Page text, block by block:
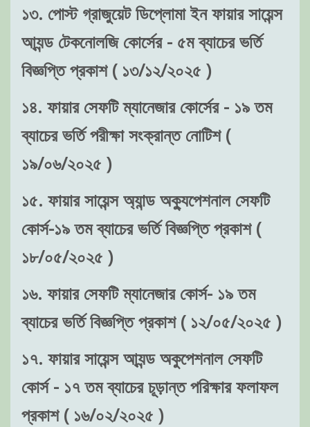
১৩. পোস্ট গ্রাজুয়েট ডিপ্লোমা ইন ফায়ার সায়েন্স
আ্যন্ড টেকনোলজি কোর্সের - ৫ম ব্যাচের ভর্তি
বিজ্ঞপ্তি প্রকাশ ( ১৩/১২/২০২৫ )
১৪. ফায়ার সেফটি ম্যানেজার কোর্সের - ১৯ তম
ব্যাচের ভর্তি পরীক্ষা সংক্রান্ত নোটিশ (
১৯/০৬/২০২৫ )
১৫. ফায়ার সায়েন্স অ্যান্ড অক্যুপেশনাল সেফটি
কোর্স-১৯ তম ব্যাচের ভর্তি বিজ্ঞপ্তি প্রকাশ (
১৮/০৫/২০২৫ )
১৬. ফায়ার সেফটি ম্যানেজার কোর্স- ১৯ তম
ব্যাচের ভর্তি বিজ্ঞপ্তি প্রকাশ ( ১২/০৫/২০২৫ )
১৭. ফায়ার সায়েন্স আ্যন্ড অকুপেশনাল সেফটি
কোর্স - ১৭ তম ব্যাচের চূড়ান্ত পরিক্ষার ফলাফল
প্রকাশ ( ১৬/০২/২০২৫ )